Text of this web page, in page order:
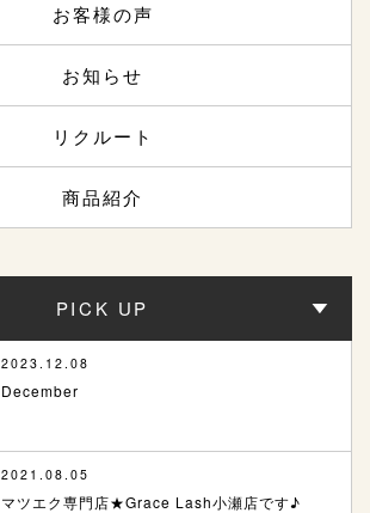
お客様の声
お知らせ
リクルート
商品紹介
PICK UP
2023.12.08
December
2021.08.05
マツエク専門店★Grace Lash小瀬店です♪